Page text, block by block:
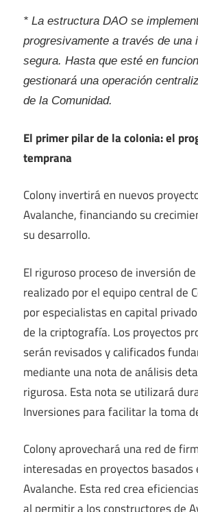
* La estructura DAO se
progresivamente a través de una
segura. Hasta que esté en
gestionará una operación
de la Comunidad.
El primer pilar de la colonia: el
temprana
Colony invertirá en nuevos
Avalanche, financiando su
su desarrollo.
El riguroso proceso de inversión
realizado por el equipo central de
por especialistas en capital
de la criptografía. Los proyectos
serán revisados ​​y calificados
mediante una nota de análisis
rigurosa. Esta nota se utilizará
Inversiones para facilitar la toma
Colony aprovechará una red de
interesadas en proyectos basados
Avalanche. Esta red crea